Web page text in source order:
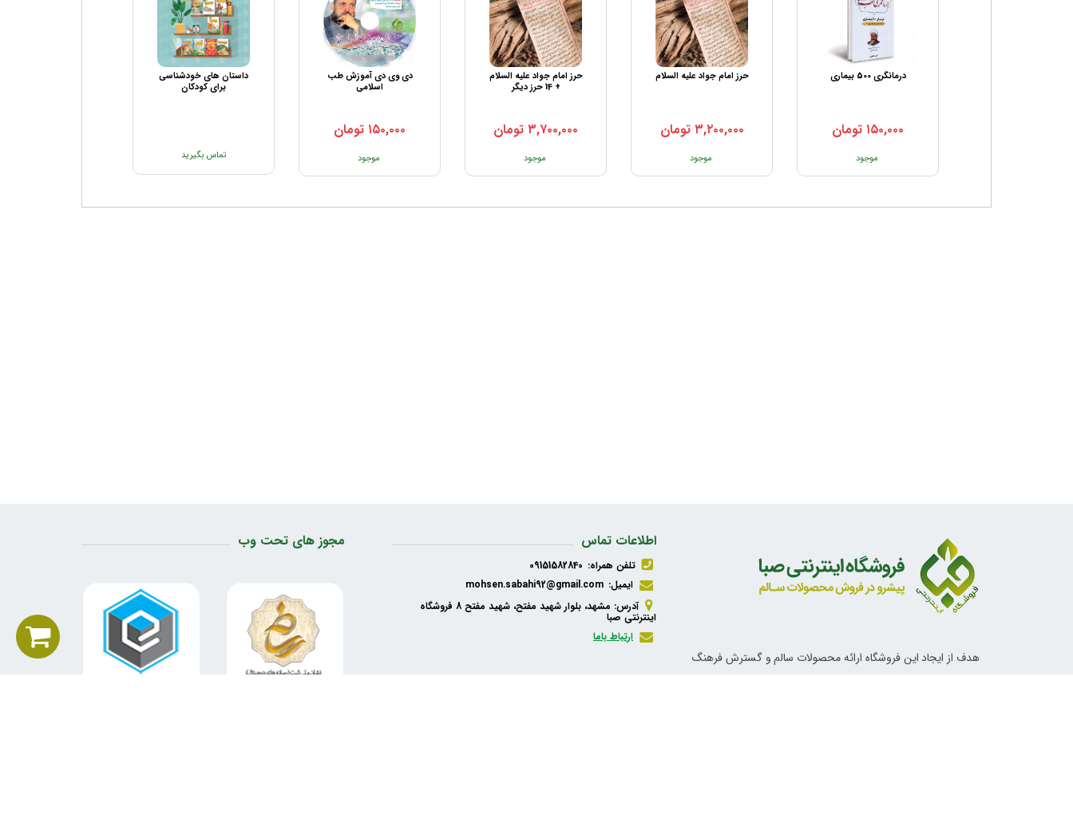
درمانگری 500 بیماری
۱۵۰,۰۰۰ تومان
موجود
حرز امام جواد علیه السلام
۳,۲۰۰,۰۰۰ تومان
موجود
حرز امام جواد علیه السلام
+ 14 حرز دیگر
۳,۷۰۰,۰۰۰ تومان
موجود
دی وی دی آموزش طب
اسلامی
۱۵۰,۰۰۰ تومان
موجود
داستان های خودشناسی
برای کودکان
تماس بگیرید
مجوز های تحت وب اطلاعات تماس
تلفن همراه: 09151582840
ایمیل: mohsen.sabahi92@gmail.com
آدرس: مشهد، بلوار شهید مفتح، شهید مفتح 8 فروشگاه
اینترنتی صبا
ارتباط باما
هدف از ایجاد این فروشگاه ارائه محصولات سالم و گسترش فرهنگ